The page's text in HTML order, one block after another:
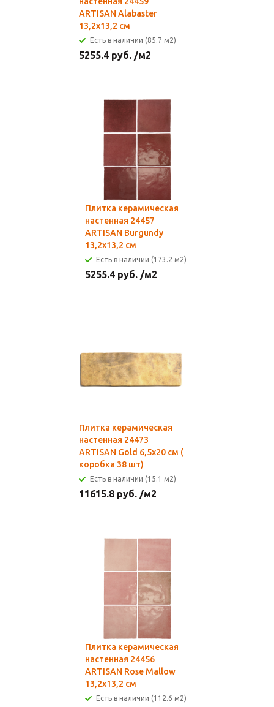
ARTISAN Alabaster
13,2х13,2 см
Есть в наличии (85.7 м2)
5255.4 руб. /м2
Плитка керамическая
настенная 24457
ARTISAN Burgundy
13,2х13,2 см
Есть в наличии (173.2 м2)
5255.4 руб. /м2
Плитка керамическая
настенная 24473
ARTISAN Gold 6,5х20 см (
коробка 38 шт)
Есть в наличии (15.1 м2)
11615.8 руб. /м2
Плитка керамическая
настенная 24456
ARTISAN Rose Mallow
13,2х13,2 см
Есть в наличии (112.6 м2)